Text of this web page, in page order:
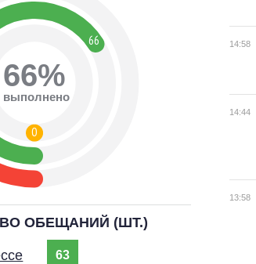
66
0
66%
выполнено
ОБЕЩАНИЙ (ШТ.)
63
14:58
14:44
13:58